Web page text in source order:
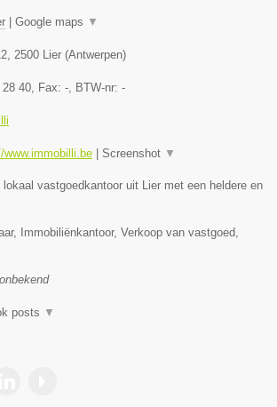
Google maps ▼
, 2500 Lier (Antwerpen)
40, Fax: -, BTW-nr: -
www.immobilli.be Screenshot ▼
lokaal vastgoedkantoor uit Lier met een heldere en
Immobiliënkantoor, Verkoop van vastgoed,
posts ▼